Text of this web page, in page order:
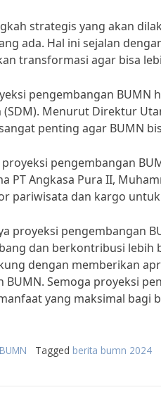
strategis yang akan
ada. Hal ini sejalan
transformasi agar bisa
pengembangan BUMN
(SDM). Menurut Direktur
penting agar BUMN
proyeksi pengembangan
PT Angkasa Pura II,
pariwisata dan kargo
proyeksi pengembangan
dan berkontribusi lebih
dengan memberikan
BUMN. Semoga proyeksi
yang maksimal bagi
Tagged berita bumn 2024